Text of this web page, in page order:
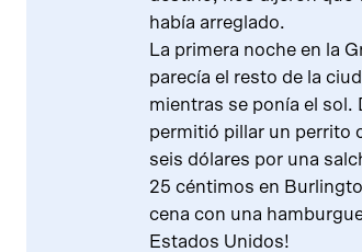
había arreglado.
La primera noche en la
parecía el resto de la
mientras se ponía el sol.
permitió pillar un perrito
seis dólares por una
25 céntimos en
cena con una
Estados Unidos!